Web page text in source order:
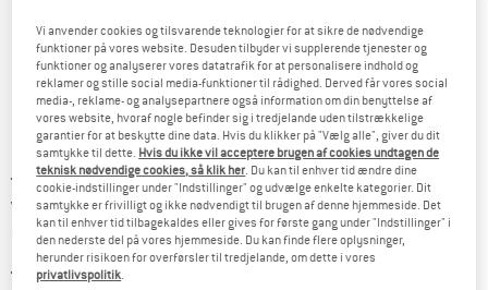
varenummer på det defekte produkt
Fejlbeskrivelse: hvad er defekt, hvilket sted af varen er
defekt, hvornår er defekten opstået/ hvornår blev du
opmærksom på defekten, er varens funktion reduceret
pga. defekten?
Trin 2:
Vores reklamationsteam vil hurtigst muligt kontakte dig, og
aftale det videre forløb.
Trin 3:
Vi anvender cookies og tilsvarende teknologier for at sikre de nødvendige
funktioner på vores website. Desuden tilbyder vi supplerende tjenester og
funktioner og analyserer vores datatrafik for at personalisere indhold og
reklamer og stille social media-funktioner til rådighed. Derved får vores social
media-, reklame- og analysepartnere også information om din benyttelse af
vores website, hvoraf nogle befinder sig i tredjelande uden tilstrækkelige
garantier for at beskytte dine data. Hvis du klikker på "Vælg alle", giver du dit
samtykke til dette. Hvis du ikke vil acceptere brugen af cookies undtagen de
teknisk nødvendige cookies, så klik her. Du kan til enhver tid ændre dine
cookie-indstillinger under "Indstillinger" og udvælge enkelte kategorier. Dit
samtykke er frivilligt og ikke nødvendigt til brugen af denne hjemmeside. Det
kan til enhver tid tilbagekaldes eller gives for første gang under "Indstillinger" i
den nederste del på vores hjemmeside. Du kan finde flere oplysninger,
herunder risikoen for overførsler til tredjelande, om dette i vores
privatlivspolitik.